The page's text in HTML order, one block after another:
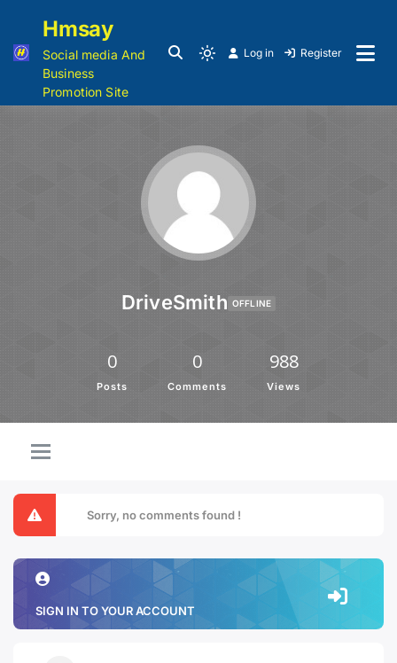
Hmsay
Social media And
Business
Promotion Site
Log in Register
DriveSmith OFFLINE
0
Posts
0
Comments
988
Views
Sorry, no comments found !
SIGN IN TO YOUR ACCOUNT